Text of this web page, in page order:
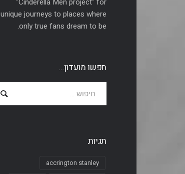
unique journeys to places where
only true fans dream to be.
חפשו מועדון…
תגיות
accrington stanley